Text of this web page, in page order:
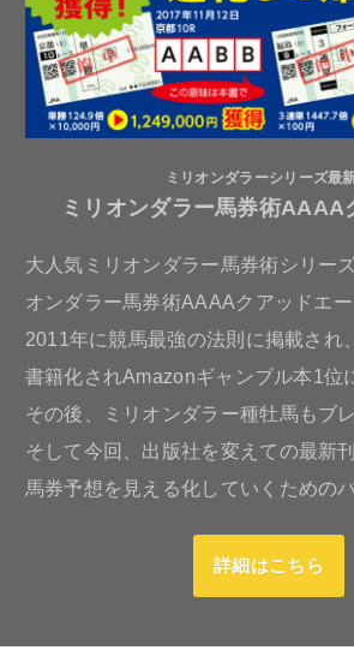
ミリオンダラーシリーズ最
ミリオンダラー馬券術AAAA
大人気ミリオンダラー馬券術シリー
オンダラー馬券術AAAAクアッドエー
2011年に競馬最強の法則に掲載され
書籍化されAmazonギャンブル本1位
その後、ミリオンダラー種牡馬もブ
そして今回、出版社を変えての最新
馬券予想を見える化していくための
詳細はこちら